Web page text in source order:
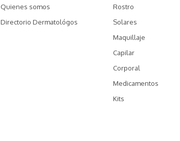
Quienes somos
Directorio Dermatológos
Rostro
Solares
Maquillaje
Capilar
Corporal
Medicamentos
Kits